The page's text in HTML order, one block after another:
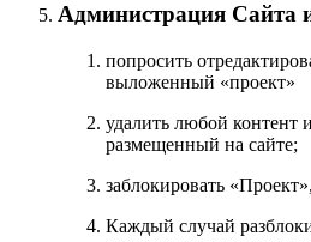
Администрация Сайта
попросить
выложенный «проект»
удалить любой контент
размещенный на сайте;
заблокировать
Каждый случай